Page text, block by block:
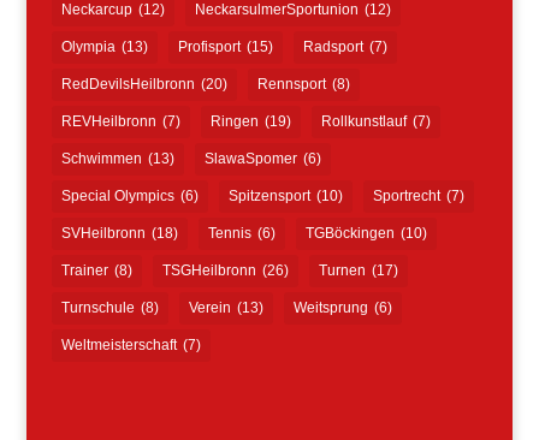
Neckarcup (12) NeckarsulmerSportunion (12)
Olympia (13) Profisport (15) Radsport (7)
RedDevilsHeilbronn (20) Rennsport (8)
REVHeilbronn (7) Ringen (19) Rollkunstlauf (7)
Schwimmen (13) SlawaSpomer (6)
Special Olympics (6) Spitzensport (10) Sportrecht (7)
SVHeilbronn (18) Tennis (6) TGBöckingen (10)
Trainer (8) TSGHeilbronn (26) Turnen (17)
Turnschule (8) Verein (13) Weitsprung (6)
Weltmeisterschaft (7)